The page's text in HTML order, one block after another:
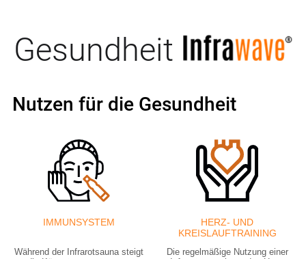
Gesundheit
Nutzen für die Gesundheit
IMMUNSYSTEM
Während der Infrarotsauna steigt
HERZ- UND
KREISLAUFTRAINING
Die regelmäßige Nutzung einer